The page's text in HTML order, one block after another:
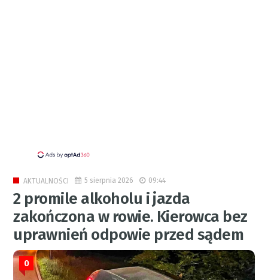
AKTUALNOŚCI 5 sierpnia 2026 09:44
2 promile alkoholu i jazda
zakończona w rowie. Kierowca bez
uprawnień odpowie przed sądem
0